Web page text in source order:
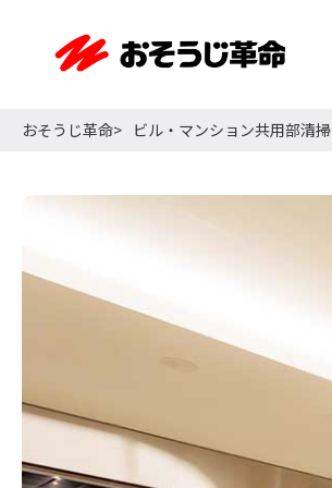
おそうじ革命 ビル・マンション共用部清掃